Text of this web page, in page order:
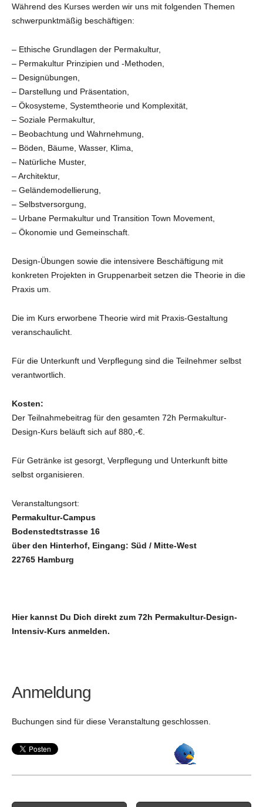
Während des Kurses werden wir uns mit folgenden Themen
schwerpunktmäßig beschäftigen:
– Ethische Grundlagen der Permakultur,
– Permakultur Prinzipien und -Methoden,
– Designübungen,
– Darstellung und Präsentation,
– Ökosysteme, Systemtheorie und Komplexität,
– Soziale Permakultur,
– Beobachtung und Wahrnehmung,
– Böden, Bäume, Wasser, Klima,
– Natürliche Muster,
– Architektur,
– Geländemodellierung,
– Selbstversorgung,
– Urbane Permakultur und Transition Town Movement,
– Ökonomie und Gemeinschaft.
Design-Übungen sowie die intensivere Beschäftigung mit
konkreten Projekten in Gruppenarbeit setzen die Theorie in die
Praxis um.
Die im Kurs erworbene Theorie wird mit Praxis-Gestaltung
veranschaulicht.
Für die Unterkunft und Verpflegung sind die Teilnehmer selbst
verantwortlich.
Kosten:
Der Teilnahmebeitrag für den gesamten 72h Permakultur-
Design-Kurs beläuft sich auf 880,-€.
Für Getränke ist gesorgt, Verpflegung und Unterkunft bitte
selbst organisieren.
Veranstaltungsort:
Permakultur-Campus
Bodenstedtstrasse 16
über den Hinterhof, Eingang: Süd / Mitte-West
22765 Hamburg
Hier kannst Du Dich direkt zum 72h Permakultur-Design-
Intensiv-Kurs anmelden.
Anmeldung
Buchungen sind für diese Veranstaltung geschlossen.
Post